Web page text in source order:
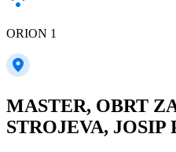
ORION 1
MASTER, OBRT
STROJEVA, JOSIP